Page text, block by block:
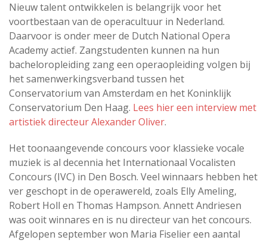
Nieuw talent ontwikkelen is belangrijk voor het
voortbestaan van de operacultuur in Nederland.
Daarvoor is onder meer de Dutch National Opera
Academy actief. Zangstudenten kunnen na hun
bacheloropleiding zang een operaopleiding volgen bij
het samenwerkingsverband tussen het
Conservatorium van Amsterdam en het Koninklijk
Conservatorium Den Haag. Lees hier een interview met
artistiek directeur Alexander Oliver.
Het toonaangevende concours voor klassieke vocale
muziek is al decennia het Internationaal Vocalisten
Concours (IVC) in Den Bosch. Veel winnaars hebben het
ver geschopt in de operawereld, zoals Elly Ameling,
Robert Holl en Thomas Hampson. Annett Andriesen
was ooit winnares en is nu directeur van het concours.
Afgelopen september won Maria Fiselier een aantal